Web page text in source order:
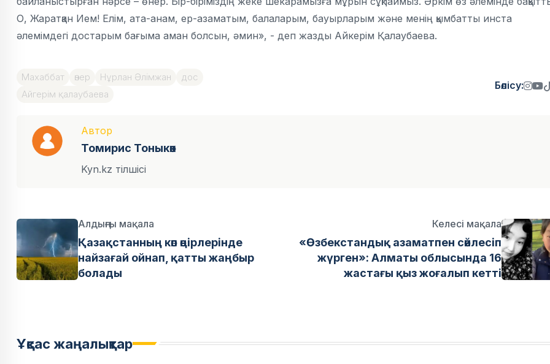
О, Жаратқан Ием! Елім, ата-анам, ер-азаматым, балаларым, бауырларым және менің қымбатты инста
әлемімдегі достарым бағыма аман болсын, әмин», - деп жазды Айкерім Қалаубаева.
Махаббат өнер Нұрлан Әлімжан
дос
Айгерім қалаубаева
Бөлісу:
Автор
Томирис Тоныкөк
Kyn.kz тілшісі
Алдыңғы мақала
Қазақстанның көп өңірлерінде
найзағай ойнап, қатты жаңбыр
болады
Келесі мақала
«Өзбекстандық азаматпен сөйлесіп
жүрген»: Алматы облысында 16
жастағы қыз жоғалып кетті
Ұқсас жаңалықтар